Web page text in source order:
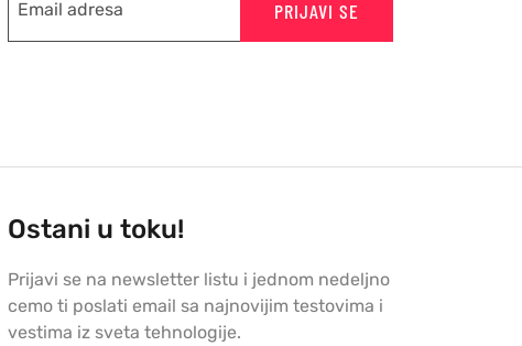
PRIJAVI SE
Ostani u toku!
Prijavi se na newsletter listu i jednom nedeljno
cemo ti poslati email sa najnovijim testovima i
vestima iz sveta tehnologije.